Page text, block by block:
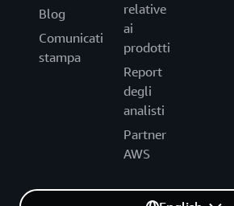
Blog
Comunicati
stampa
relative
ai
prodotti
Report
degli
analisti
Partner
AWS